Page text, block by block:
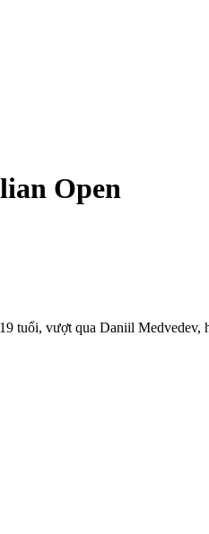
Open
tuổi, vượt qua Daniil Medvedev,